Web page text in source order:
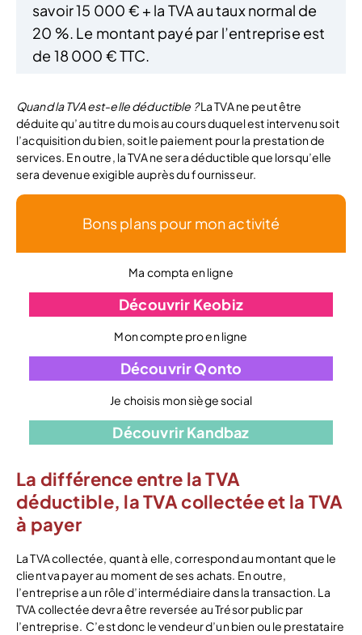
savoir 15 000 € + la TVA au taux normal de
20 %. Le montant payé par l’entreprise est
de 18 000 € TTC.
Quand la TVA est-elle déductible ?La TVA ne peut être
déduite qu’au titre du mois au cours duquel est intervenu soit
l’acquisition du bien, soit le paiement pour la prestation de
services. En outre, la TVA ne sera déductible que lorsqu’elle
sera devenue exigible auprès du fournisseur.
Bons plans pour mon activité
Ma compta en ligne
Découvrir Keobiz
Mon compte pro en ligne
Découvrir Qonto
Je choisis mon siège social
Découvrir Kandbaz
La différence entre la TVA
déductible, la TVA collectée et la TVA
à payer
La TVA collectée, quant à elle, correspond au montant que le
client va payer au moment de ses achats. En outre,
l’entreprise a un rôle d’intermédiaire dans la transaction. La
TVA collectée devra être reversée au Trésor public par
l’entreprise. C’est donc le vendeur d’un bien ou le prestataire